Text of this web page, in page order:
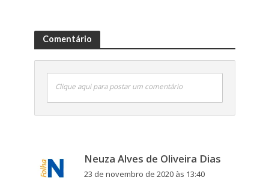
Comentário
Clique aqui para postar um comentário
Neuza Alves de Oliveira Dias
23 de novembro de 2020 às 13:40